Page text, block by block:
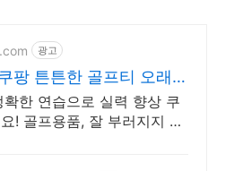
광고
팡 튼튼한 골프티 오래오
한 연습으로 실력 향상 쿠
! 골프용품, 잘 부러지지 않